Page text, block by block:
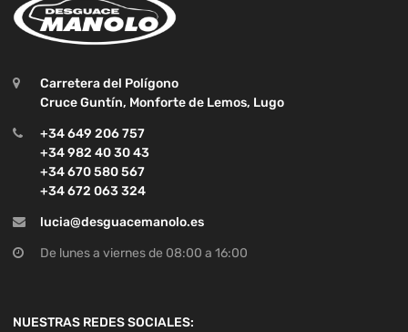
Carretera del Polígono
Cruce Guntín, Monforte de Lemos, Lugo
+34 649 206 757
+34 982 40 30 43
+34 670 580 567
+34 672 063 324
lucia@desguacemanolo.es
De lunes a viernes de 08:00 a 16:00
NUESTRAS REDES SOCIALES: